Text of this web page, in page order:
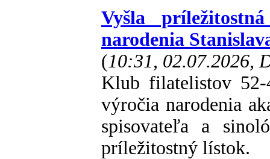
Vyšla
narodenia
(10:31, 02.07.2026,
Klub filatelistov
výročia narodenia
spisovateľa a
príležitostný lístok.